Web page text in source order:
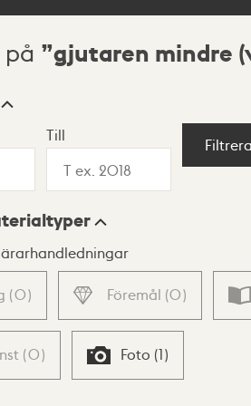
gjutaren mindre
Karta
Till
(0) Föremål (0)
(0) Foto (1)